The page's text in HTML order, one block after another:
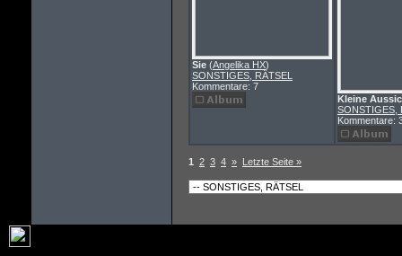
Sie (Angelika HX)
SONSTIGES, RÄTSEL
Kommentare: 7
Kleine
SONSTIGES,
Kommentare:
1 2 3 4 » Letzte Seite »